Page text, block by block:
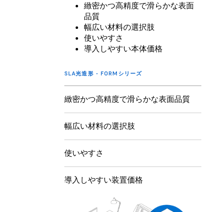
緻密かつ高精度で滑らかな表面
品質
幅広い材料の選択肢
使いやすさ
導入しやすい本体価格
SLA光造形 - FORMシリーズ
緻密かつ高精度で滑らかな表面品質
幅広い材料の選択肢
使いやすさ
導入しやすい装置価格